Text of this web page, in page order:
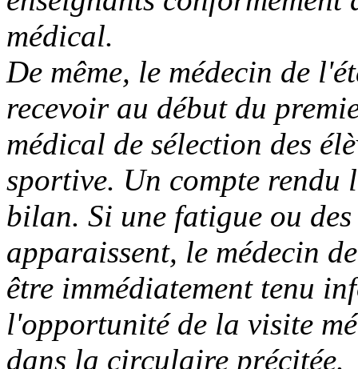
médical.
De même, le médecin de
recevoir au début du
médical de sélection des
sportive. Un compte rendu
bilan. Si une fatigue ou
apparaissent, le médecin
être immédiatement tenu
l'opportunité de la visite
dans la circulaire précitée.